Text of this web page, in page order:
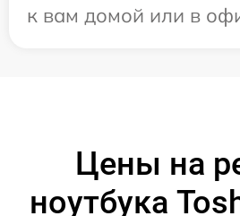
к вам домой или в
Цены на
ноутбука